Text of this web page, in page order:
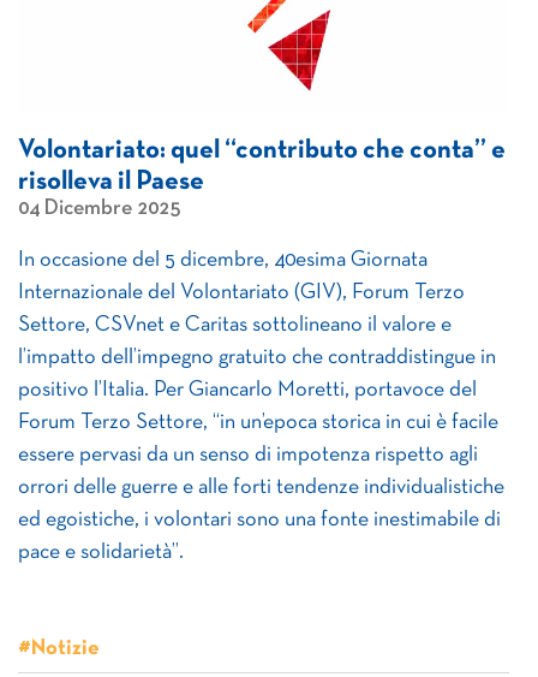
Volontariato: quel “contributo che conta” e
risolleva il Paese
04 Dicembre 2025
In occasione del 5 dicembre, 40esima Giornata
Internazionale del Volontariato (GIV), Forum Terzo
Settore, CSVnet e Caritas sottolineano il valore e
l’impatto dell’impegno gratuito che contraddistingue in
positivo l’Italia. Per Giancarlo Moretti, portavoce del
Forum Terzo Settore, “in un’epoca storica in cui è facile
essere pervasi da un senso di impotenza rispetto agli
orrori delle guerre e alle forti tendenze individualistiche
ed egoistiche, i volontari sono una fonte inestimabile di
pace e solidarietà”.
#Notizie